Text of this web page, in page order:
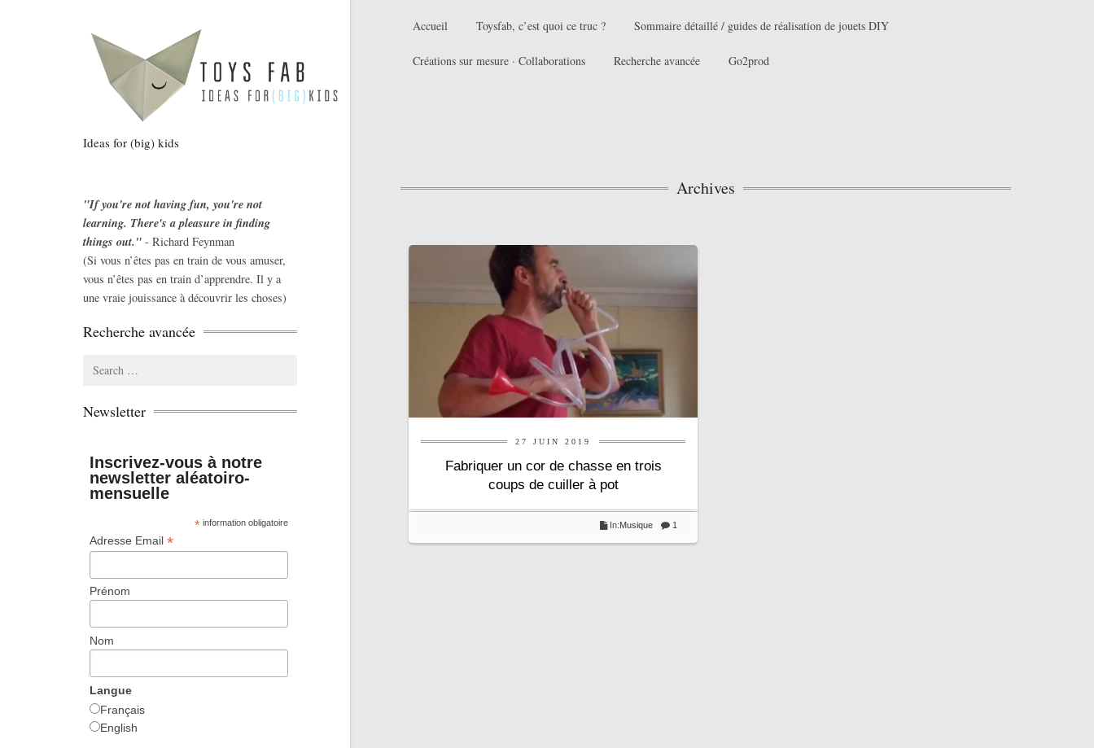
Ideas for (big) kids
Accueil Toysfab, c’est quoi ce truc ? Sommaire détaillé / guides de réalisation de jouets DIY
Créations sur mesure · Collaborations Recherche avancée Go2prod
Archives
27 JUIN 2019
Fabriquer un cor de chasse en trois
coups de cuiller à pot
1
In:Musique
"If you're not having fun, you're not
learning. There's a pleasure in finding
things out." - Richard Feynman
(Si vous n’êtes pas en train de vous amuser,
vous n’êtes pas en train d’apprendre. Il y a
une vraie jouissance à découvrir les choses)
Recherche avancée
Search
Newsletter
Inscrivez-vous à notre
newsletter aléatoiro-
mensuelle
* information obligatoire
Adresse Email *
Prénom
Nom
Langue
Français
English